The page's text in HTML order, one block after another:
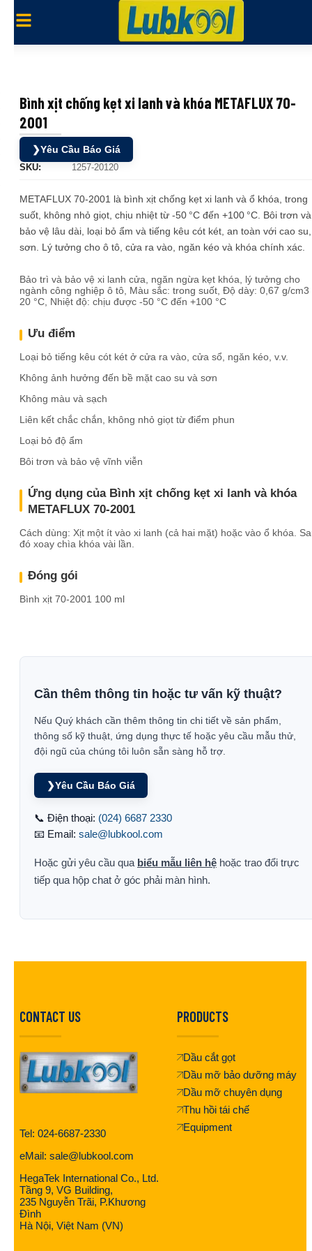
Bình xịt chống kẹt xi lanh và khóa METAFLUX 70-
2001
❯Yêu Cầu Báo Giá
SKU: 1257-20120
METAFLUX 70-2001 là bình xịt chống kẹt xi lanh và ổ khóa, trong
suốt, không nhỏ giọt, chịu nhiệt từ -50 °C đến +100 °C. Bôi trơn và
bảo vệ lâu dài, loại bỏ ẩm và tiếng kêu cót két, an toàn với cao su,
sơn. Lý tưởng cho ô tô, cửa ra vào, ngăn kéo và khóa chính xác.
Bảo trì và bảo vệ xi lanh cửa, ngăn ngừa kẹt khóa, lý tưởng cho
ngành công nghiệp ô tô, Màu sắc: trong suốt, Độ dày: 0,67 g/cm3
20 °C, Nhiệt độ: chịu được -50 °C đến +100 °C
Ưu điểm
Loại bỏ tiếng kêu cót két ở cửa ra vào, cửa sổ, ngăn kéo, v.v.
Không ảnh hưởng đến bề mặt cao su và sơn
Không màu và sạch
Liên kết chắc chắn, không nhỏ giọt từ điểm phun
Loại bỏ độ ẩm
Bôi trơn và bảo vệ vĩnh viễn
Ứng dụng của Bình xịt chống kẹt xi lanh và khóa
METAFLUX 70-2001
Cách dùng: Xịt một ít vào xi lanh (cả hai mặt) hoặc vào ổ khóa.
đó xoay chìa khóa vài lần.
Đóng gói
Bình xịt 70-2001 100 ml
Cần thêm thông tin hoặc tư vấn kỹ thuật?
Nếu Quý khách cần thêm thông tin chi tiết về sản phẩm,
thông số kỹ thuật, ứng dụng thực tế hoặc yêu cầu mẫu thử,
đội ngũ của chúng tôi luôn sẵn sàng hỗ trợ.
❯Yêu Cầu Báo Giá
📞 Điện thoại: (024) 6687 2330
📧 Email: sale@lubkool.com
Hoặc gửi yêu cầu qua biểu mẫu liên hệ hoặc trao đổi trực
tiếp qua hộp chat ở góc phải màn hình.
CONTACT US
Tel: 024-6687-2330
eMail: sale@lubkool.com
HegaTek International Co., Ltd.
Tầng 9, VG Building,
235 Nguyễn Trãi, P.Khương
Đình
Hà Nội, Việt Nam (VN)
PRODUCTS
Dầu cắt gọt
Dầu mỡ bảo dưỡng máy
Dầu mỡ chuyên dụng
Thu hồi tái chế
Equipment